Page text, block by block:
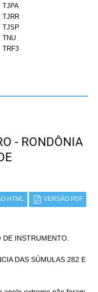
TJPA
TJRR
TJSP
TNU
TRF3
- RONDÔNIA
HTML VERSÃO PDF
DE INSTRUMENTO.